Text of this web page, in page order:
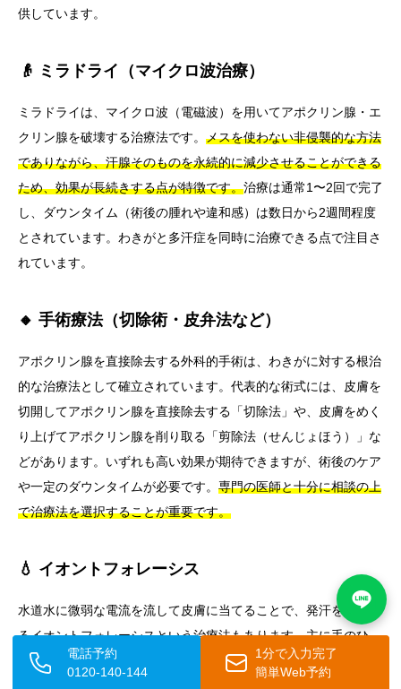
供しています。
👴 ミラドライ（マイクロ波治療）
ミラドライは、マイクロ波（電磁波）を用いてアポクリン腺・エ
クリン腺を破壊する治療法です。 メスを使わない非侵襲的な方法
でありながら、汗腺そのものを永続的に減少させることができる
ため、効果が長続きする点が特徴です。治療は通常1〜2回で完了
し、ダウンタイム（術後の腫れや違和感）は数日から2週間程度
とされています。わきがと多汗症を同時に治療できる点で注目さ
れています。
🔸 手術療法（切除術・皮弁法など）
アポクリン腺を直接除去する外科的手術は、わきがに対する根治
的な治療法として確立されています。代表的な術式には、皮膚を
切開してアポクリン腺を直接除去する「切除法」や、皮膚をめく
り上げてアポクリン腺を削り取る「剪除法（せんじょほう）」な
どがあります。いずれも高い効果が期待できますが、術後のケア
や一定のダウンタイムが必要です。 専門の医師と十分に相談の上
で治療法を選択することが重要です。
💧 イオントフォレーシス
水道水に微弱な電流を流して皮膚に当てることで、発汗を抑制す
るイオントフォレーシスという治療法もあります。主に手のひ
ら・足の裏・わきの下の多汗症に対して用いられます。一定期間
電話予約
0120-140-144
1分で入力完了
簡単Web予約